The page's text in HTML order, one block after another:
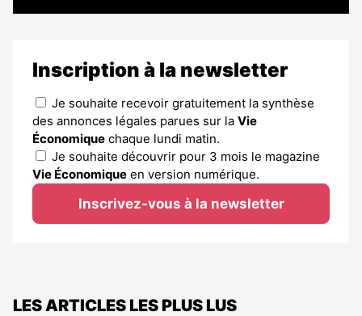
Inscription à la newsletter
Je souhaite recevoir gratuitement la synthèse
des annonces légales parues sur la Vie
Économique chaque lundi matin.
Je souhaite découvrir pour 3 mois le magazine
Vie Économique en version numérique.
Inscrivez-vous à la newsletter
LES ARTICLES LES PLUS LUS